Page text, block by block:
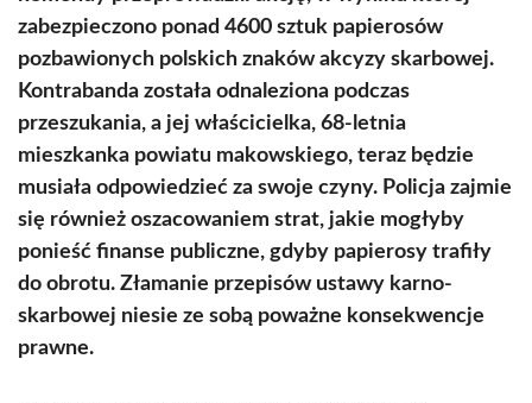
zabezpieczono ponad 4600 sztuk papierosów
pozbawionych polskich znaków akcyzy skarbowej.
Kontrabanda została odnaleziona podczas
przeszukania, a jej właścicielka, 68-letnia
mieszkanka powiatu makowskiego, teraz będzie
musiała odpowiedzieć za swoje czyny. Policja zajmie
się również oszacowaniem strat, jakie mogłyby
ponieść finanse publiczne, gdyby papierosy trafiły
do obrotu. Złamanie przepisów ustawy karno-
skarbowej niesie ze sobą poważne konsekwencje
prawne.